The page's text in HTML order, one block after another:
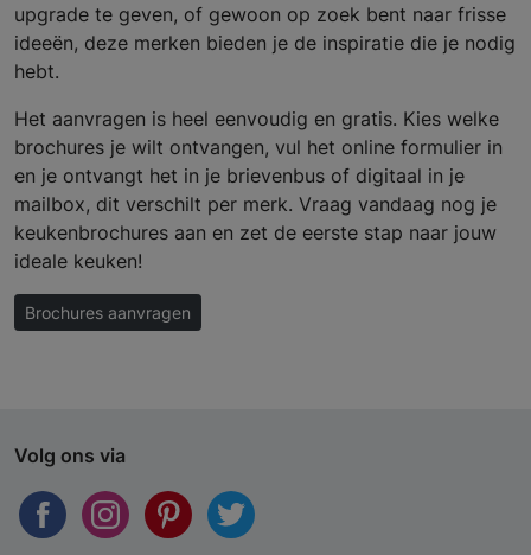
upgrade te geven, of gewoon op zoek bent naar frisse
ideeën, deze merken bieden je de inspiratie die je nodig
hebt.
Het aanvragen is heel eenvoudig en gratis. Kies welke
brochures je wilt ontvangen, vul het online formulier in
en je ontvangt het in je brievenbus of digitaal in je
mailbox, dit verschilt per merk. Vraag vandaag nog je
keukenbrochures aan en zet de eerste stap naar jouw
ideale keuken!
Brochures aanvragen
Volg ons via